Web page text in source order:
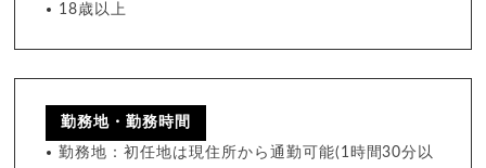
18歳以上
勤務地・勤務時間
勤務地：初任地は現住所から通勤可能(1時間30分以